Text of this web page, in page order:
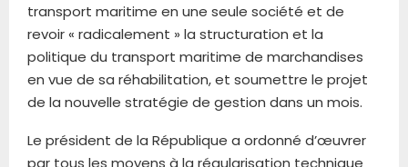
transport maritime en une seule société et de
revoir « radicalement » la structuration et la
politique du transport maritime de marchandises
en vue de sa réhabilitation, et soumettre le projet
de la nouvelle stratégie de gestion dans un mois.
Le président de la République a ordonné d’œuvrer
par tous les moyens à la régularisation technique